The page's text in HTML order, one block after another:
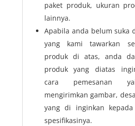
paket produk, ukuran
lainnya.
Apabila anda belum suka
yang kami tawarkan
produk di atas, anda
produk yang diatas
cara pemesanan
mengirimkan gambar,
yang di inginkan
spesifikasinya.